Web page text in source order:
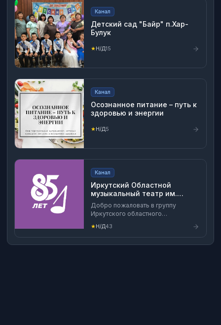
Канал
Детский сад "Байр" п.Хар-
Булук
★Н/Д15
Канал
Осознанное питание – путь к
здоровью и энергии
★Н/Д5
Канал
Иркутский Областной
музыкальный театр им.
Н.М.Загурского
Добро пожаловать в группу
Иркутского областного
музыкального театра имени
Николая Матвеевича Загурского!
Здесь Вы познакомитесь с
актуальным репертуаром, найдете
★Н/Д43